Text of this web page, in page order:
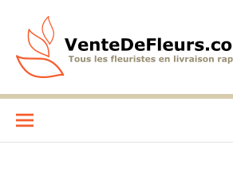
contenu
VenteDeFleurs.com